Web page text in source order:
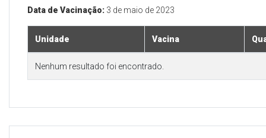
Data de Vacinação: 3 de maio de 2023
Unidade Vacina
Nenhum resultado foi encontrado.